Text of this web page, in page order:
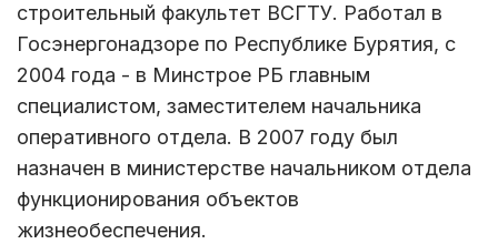
строительный факультет ВСГТУ. Работал в
Госэнергонадзоре по Республике Бурятия, с
2004 года - в Минстрое РБ главным
специалистом, заместителем начальника
оперативного отдела. В 2007 году был
назначен в министерстве начальником отдела
функционирования объектов
жизнеобеспечения.